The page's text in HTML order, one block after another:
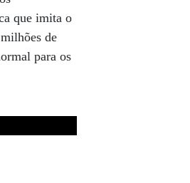
que imita o
de
para os